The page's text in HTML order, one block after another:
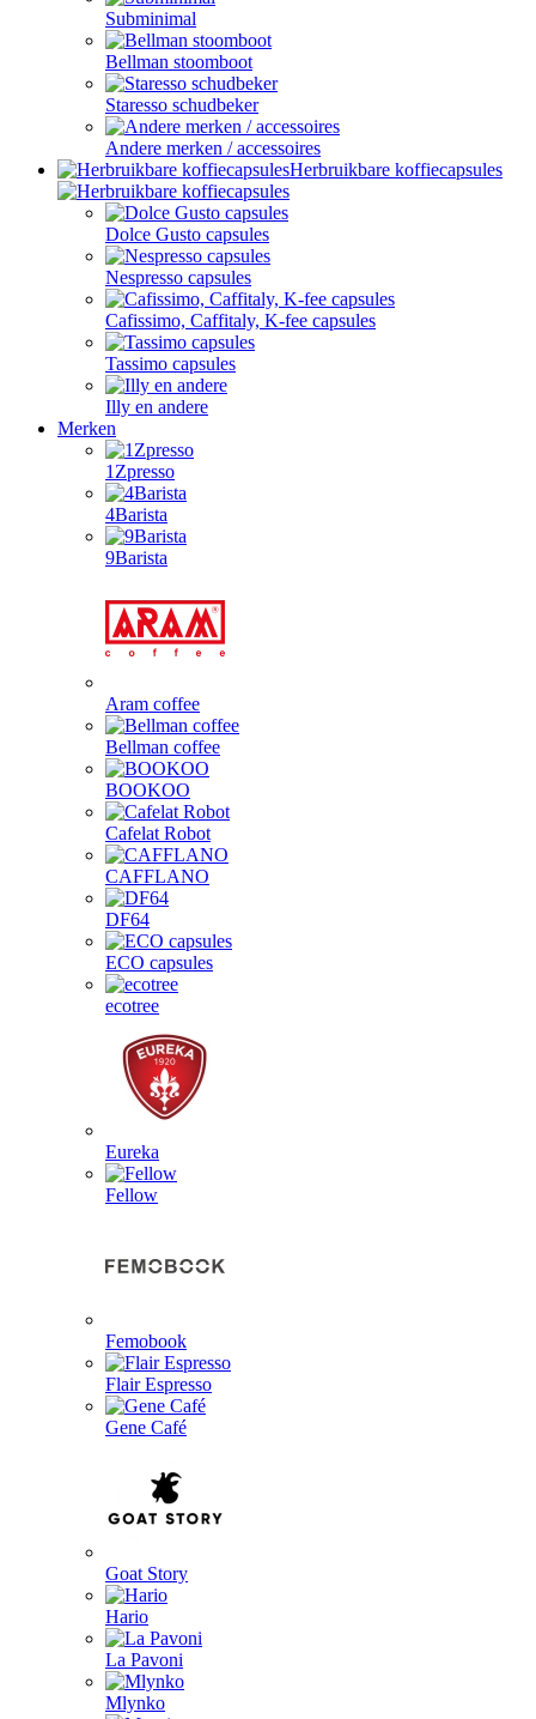
Subminimal
Bellman stoomboot
Staresso schudbeker
Andere merken / accessoires
Herbruikbare koffiecapsules
Dolce Gusto capsules
Nespresso capsules
Cafissimo, Caffitaly, K-fee capsules
Tassimo capsules
Illy en andere
Merken
1Zpresso
4Barista
9Barista
Aram coffee
Bellman coffee
BOOKOO
Cafelat Robot
CAFFLANO
DF64
ECO capsules
ecotree
Eureka
Fellow
Femobook
Flair Espresso
Gene Café
Goat Story
Hario
La Pavoni
Mlynko